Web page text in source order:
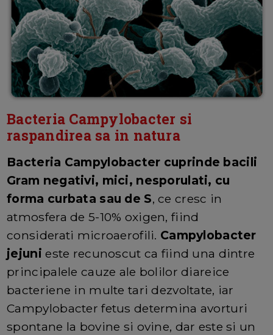
Bacteria Campylobacter si
raspandirea sa in natura
Bacteria Campylobacter cuprinde bacili
Gram negativi, mici, nesporulati, cu
forma curbata sau de S, ce cresc in
atmosfera de 5-10% oxigen, fiind
considerati microaerofili. Campylobacter
jejunieste recunoscut ca fiind una dintre
principalele cauze ale bolilor diareice
bacteriene in multe tari dezvoltate, iar
Campylobacter fetus determina avorturi
spontane la bovine si ovine, dar este si un